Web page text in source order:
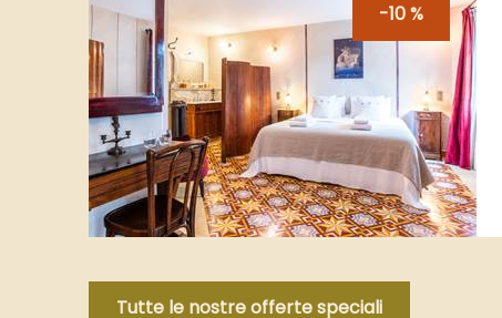
-10 %
Tutte le nostre offerte speciali